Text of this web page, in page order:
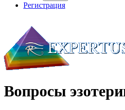
Регистрация
Вопросы